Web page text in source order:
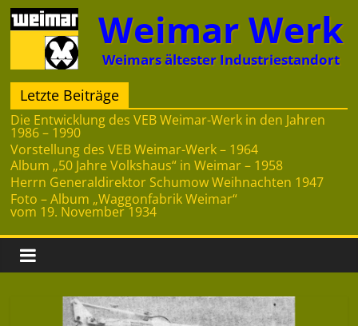
Zum
Inhalt
springen
Weimar Werk
Weimars ältester Industriestandort
Letzte Beiträge
Die Entwicklung des VEB Weimar-Werk in den Jahren
1986 – 1990
Vorstellung des VEB Weimar-Werk – 1964
Album „50 Jahre Volkshaus“ in Weimar – 1958
Herrn Generaldirektor Schumow Weihnachten 1947
Foto – Album „Waggonfabrik Weimar“
vom 19. November 1934